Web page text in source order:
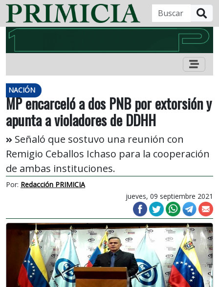
NACIÓN
MP encarceló a dos PNB por extorsión y
apunta a violadores de DDHH
Señaló que sostuvo una reunión con
Remigio Ceballos Ichaso para la cooperación
de ambas instituciones.
Por: Redacción PRIMICIA
jueves, 09 septiembre 2021